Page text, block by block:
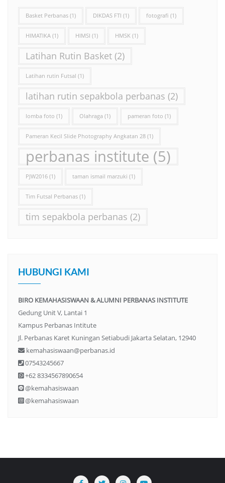
Basket Perbanas (1) DIKDAS FTI (1) fotografi (1)
HIMATIKA (1) HIMSI (1) HMSK (1)
Latihan Rutin Basket (2)
Latihan rutin Futsal (1)
latihan rutin sepakbola perbanas (2)
lomba foto (1) Olahraga (1) pameran foto (1)
Pameran Kecil Slide Photography Angkatan 28 (1)
perbanas institute (5)
PJW2016 (1) taman ismail marzuki (1)
Tim Futsal Perbanas (1)
tim sepakbola perbanas (2)
HUBUNGI KAMI
BIRO KEMAHASISWAAN & ALUMNI PERBANAS INSTITUTE
Gedung Unit V, Lantai 1
Kampus Perbanas Intitute
Jl. Perbanas Karet Kuningan Setiabudi Jakarta Selatan, 12940
kemahasiswaan@perbanas.id
07543245667
+62 8334567890654
@kemahasiswaan
@kemahasiswaan